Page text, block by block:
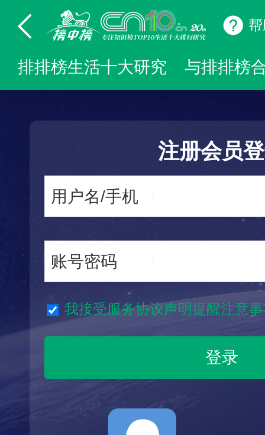
排排榜生活十大研究 与排排榜
注册会员
用户名/手机
账号密码
我接受服务协议声明提醒注意